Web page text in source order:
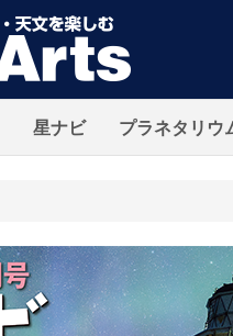
星ナビ プラネタリウ